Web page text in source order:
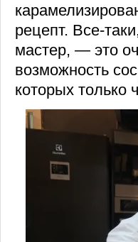
рецепт. Все-
мастер, — это
возможность
которых только